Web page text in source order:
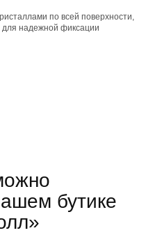
по всей поверхности,
для надежной фиксации